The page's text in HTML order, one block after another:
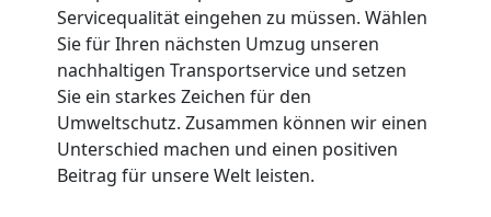
Servicequalität eingehen zu müssen. Wählen
Sie für Ihren nächsten Umzug unseren
nachhaltigen Transportservice und setzen
Sie ein starkes Zeichen für den
Umweltschutz. Zusammen können wir einen
Unterschied machen und einen positiven
Beitrag für unsere Welt leisten.
Privatumzug
Wiener
Neustadt